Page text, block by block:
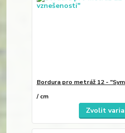
Bordura pro metráž 12 -
/cm
Zvolit